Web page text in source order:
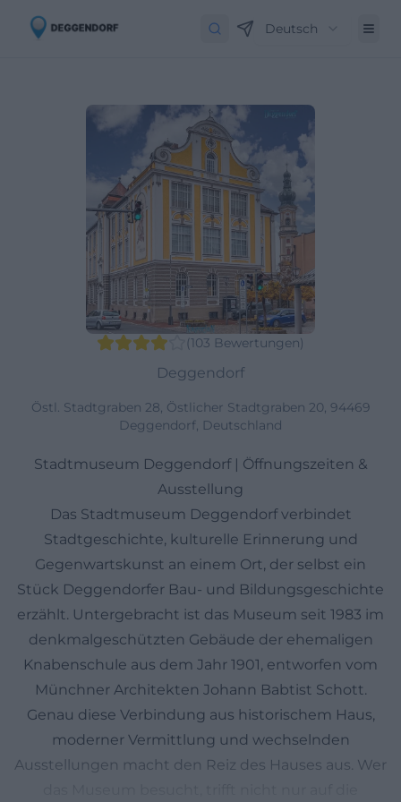
Deutsch
(103 Bewertungen)
Deggendorf
Östl. Stadtgraben 28, Östlicher Stadtgraben 20, 94469
Deggendorf, Deutschland
Stadtmuseum Deggendorf | Öffnungszeiten &
Ausstellung
Das Stadtmuseum Deggendorf verbindet
Stadtgeschichte, kulturelle Erinnerung und
Gegenwartskunst an einem Ort, der selbst ein
Stück Deggendorfer Bau- und Bildungsgeschichte
erzählt. Untergebracht ist das Museum seit 1983 im
denkmalgeschützten Gebäude der ehemaligen
Knabenschule aus dem Jahr 1901, entworfen vom
Münchner Architekten Johann Babtist Schott.
Genau diese Verbindung aus historischem Haus,
moderner Vermittlung und wechselnden
Ausstellungen macht den Reiz des Hauses aus. Wer